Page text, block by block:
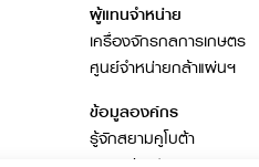
ผู้แทนจำหน่าย
เครื่องจักรกลการเกษตร
ศูนย์จำหน่ายกล้าแผ่นฯ
ข้อมูลองค์กร
รู้จักสยามคูโบต้า